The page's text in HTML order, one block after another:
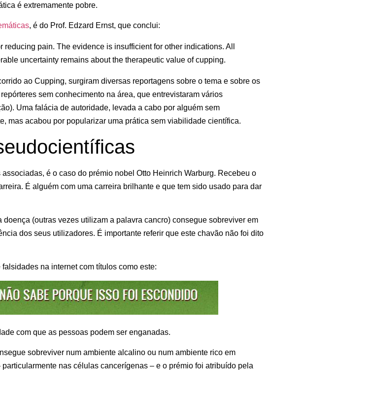
é extremamente pobre.
, é do Prof. Edzard Ernst, que conclui:
pain. The evidence is insufficient for other indications. All
uncertainty remains about the therapeutic value of cupping.
ao Cupping, surgiram diversas reportagens sobre o tema e sobre os
sem conhecimento na área, que entrevistaram vários
Uma falácia de autoridade, levada a cabo por alguém sem
mas acabou por popularizar uma prática sem viabilidade científica.
é o caso do prémio nobel Otto Heinrich Warburg. Recebeu o
É alguém com uma carreira brilhante e que tem sido usado para dar
(outras vezes utilizam a palavra cancro) consegue sobreviver em
dos seus utilizadores. É importante referir que este chavão não foi dito
na internet com títulos como este:
com que as pessoas podem ser enganadas.
sobreviver num ambiente alcalino ou num ambiente rico em
nas células cancerígenas – e o prémio foi atribuído pela